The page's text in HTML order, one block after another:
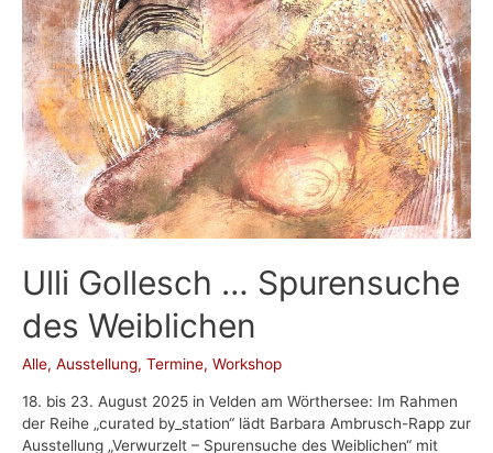
Valerie
Springer
|
Lesung
mit
Musik
Ulli Gollesch … Spurensuche
des Weiblichen
Alle, Ausstellung, Termine, Workshop
18. bis 23. August 2025 in Velden am Wörthersee: Im Rahmen
der Reihe „curated by_station“ lädt Barbara Ambrusch-Rapp zur
Ausstellung „Verwurzelt – Spurensuche des Weiblichen“ mit